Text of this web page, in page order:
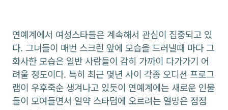
연예계에서 여성스타들은 계속해서 관심이 집중되고 있
다. 그녀들이 매번 스크린 앞에 모습을 드러낼때 마다 그
화사한 모습은 일반 사람들이 감히 가까이 다가가기 어
려울 정도이다. 특히 최근 몇년 사이 각종 오디션 프로그
램이 우후죽순 생겨나고 있듯이 연예계에는 새로운 인물
들이 모여들면서 일약 스타덤에 오르려는 열망은 점점